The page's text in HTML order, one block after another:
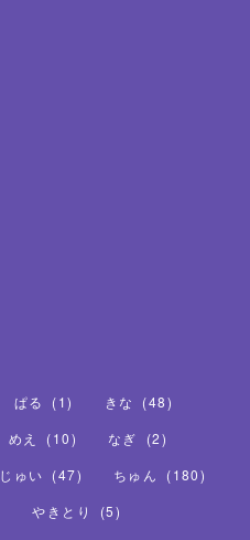
ぱる (1) きな (48)
めえ (10) なぎ (2)
じゅい (47) ちゅん (180)
やきとり (5)